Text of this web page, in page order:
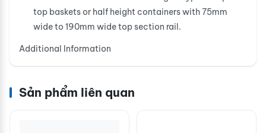
top baskets or half height containers with 75mm
wide to 190mm wide top section rail.
Additional Information
Sản phẩm liên quan